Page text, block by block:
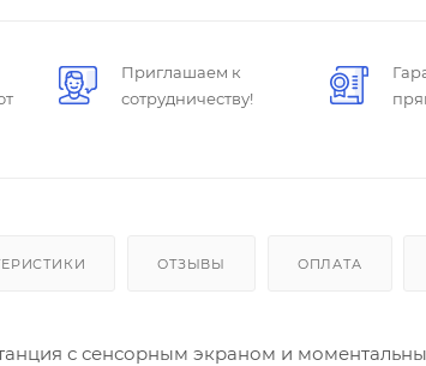
Приглашаем к
сотрудничеству!
ОТЗЫВЫ ОПЛАТА
с сенсорным экраном и